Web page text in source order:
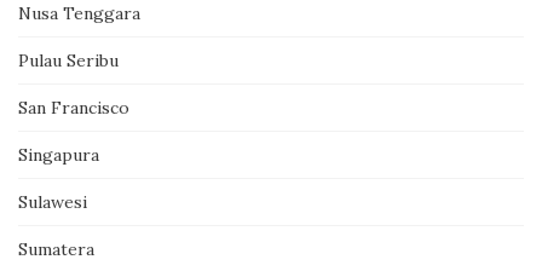
Nusa Tenggara
Pulau Seribu
San Francisco
Singapura
Sulawesi
Sumatera